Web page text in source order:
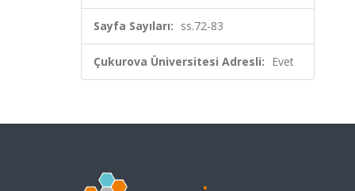
Sayfa Sayıları: ss.72-83
Çukurova Üniversitesi Adresli: Evet